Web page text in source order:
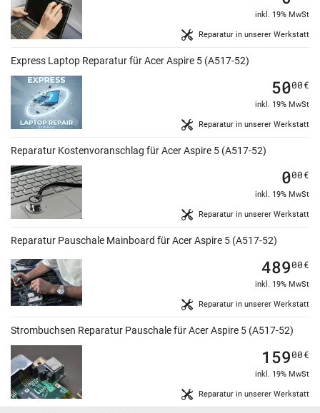
Reparatur in unserer Werkstatt
inkl. 19% MwSt
Express Laptop Reparatur für Acer Aspire 5 (A517-52)
Reparatur in unserer Werkstatt
5000€
inkl. 19% MwSt
Reparatur Kostenvoranschlag für Acer Aspire 5 (A517-52)
Reparatur in unserer Werkstatt
000€
inkl. 19% MwSt
Reparatur Pauschale Mainboard für Acer Aspire 5 (A517-52)
Reparatur in unserer Werkstatt
48900€
inkl. 19% MwSt
Strombuchsen Reparatur Pauschale für Acer Aspire 5 (A517-52)
Reparatur in unserer Werkstatt
15900€
inkl. 19% MwSt